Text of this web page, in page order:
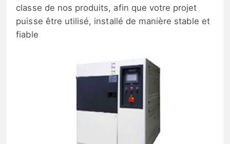
classe de nos produits, afin que votre projet
puisse être utilisé, installé de manière stable et
fiable